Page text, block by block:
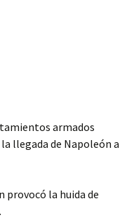
armados
llegada de Napoleón a
provocó la huida de